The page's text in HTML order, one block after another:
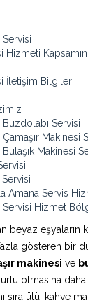
Hizmeti
İletişim Bilgileri
Servisi
Makinesi
Makinesi
Amana Servis
Servisi Hizmet
beyaz eşyaların
gösteren bir
makinesi ve
olmasına
sıra ütü, kahve